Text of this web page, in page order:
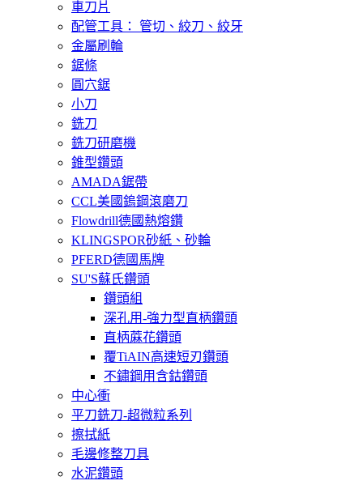
車刀片
配管工具： 管切、絞刀、絞牙
金屬刷輪
鋸條
圓穴鋸
小刀
銑刀
銑刀研磨機
錐型鑽頭
AMADA鋸帶
CCL美國鎢鋼滾磨刀
Flowdrill德國熱熔鑽
KLINGSPOR砂紙、砂輪
PFERD德國馬牌
SU'S蘇氏鑽頭
鑽頭組
深孔用-強力型直柄鑽頭
直柄蔴花鑽頭
覆TiAIN高速短刃鑽頭
不鏽鋼用含鈷鑽頭
中心衝
平刀銑刀-超微粒系列
擦拭紙
毛邊修整刀具
水泥鑽頭